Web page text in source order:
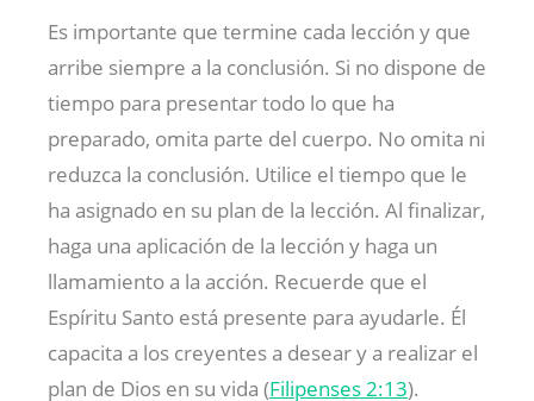
Es importante que termine cada lección y que
arribe siempre a la conclusión. Si no dispone de
tiempo para presentar todo lo que ha
preparado, omita parte del cuerpo. No omita ni
reduzca la conclusión. Utilice el tiempo que le
ha asignado en su plan de la lección. Al finalizar,
haga una aplicación de la lección y haga un
llamamiento a la acción. Recuerde que el
Espíritu Santo está presente para ayudarle. Él
capacita a los creyentes a desear y a realizar el
plan de Dios en su vida (Filipenses 2:13).